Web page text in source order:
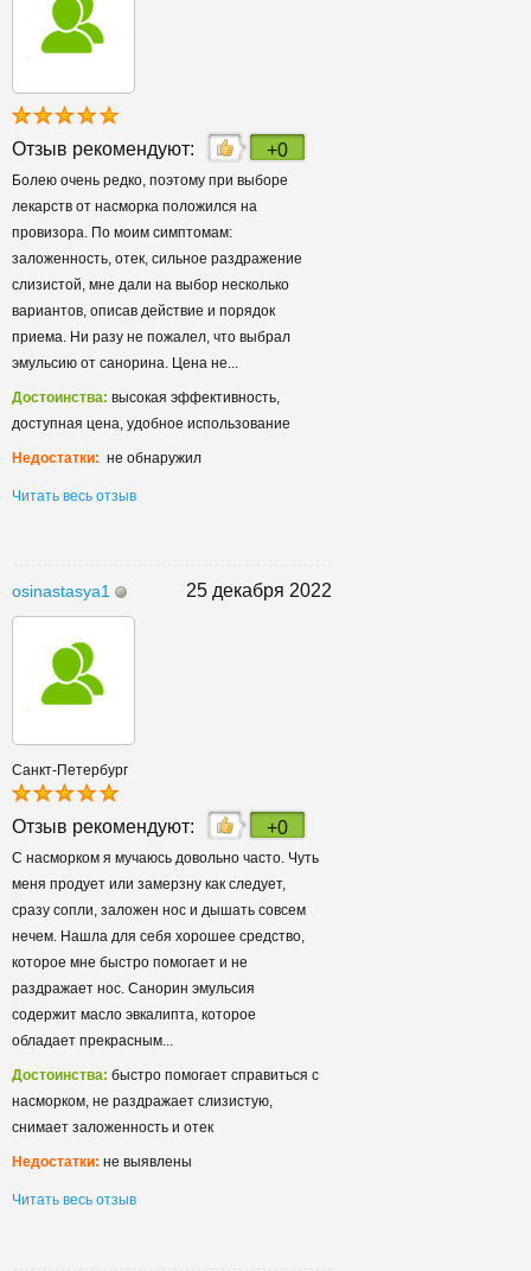
Отзыв рекомендуют: +0
Болею очень редко, поэтому при выборе
лекарств от насморка положился на
провизора. По моим симптомам:
заложенность, отек, сильное раздражение
слизистой, мне дали на выбор несколько
вариантов, описав действие и порядок
приема. Ни разу не пожалел, что выбрал
эмульсию от санорина. Цена не...
Достоинства: высокая эффективность,
доступная цена, удобное использование
Недостатки: не обнаружил
Читать весь отзыв
osinastasya1 25 декабря 2022
Санкт-Петербург
Отзыв рекомендуют: +0
С насморком я мучаюсь довольно часто. Чуть
меня продует или замерзну как следует,
сразу сопли, заложен нос и дышать совсем
нечем. Нашла для себя хорошее средство,
которое мне быстро помогает и не
раздражает нос. Санорин эмульсия
содержит масло эвкалипта, которое
обладает прекрасным...
Достоинства: быстро помогает справиться с
насморком, не раздражает слизистую,
снимает заложенность и отек
Недостатки: не выявлены
Читать весь отзыв